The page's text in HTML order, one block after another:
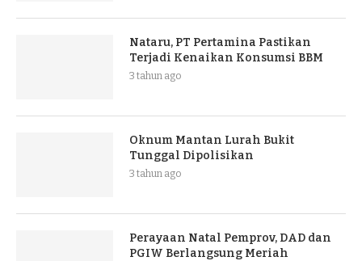
Nataru, PT Pertamina Pastikan
Terjadi Kenaikan Konsumsi BBM
3 tahun ago
Oknum Mantan Lurah Bukit
Tunggal Dipolisikan
3 tahun ago
Perayaan Natal Pemprov, DAD dan
PGIW Berlangsung Meriah